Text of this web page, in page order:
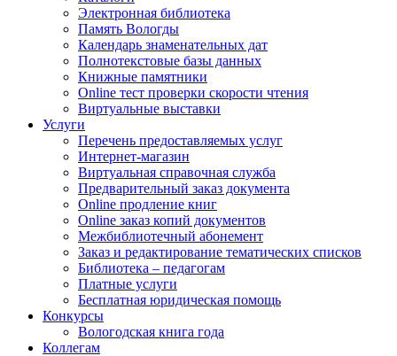
Электронная библиотека
Память Вологды
Календарь знаменательных дат
Полнотекстовые базы данных
Книжные памятники
Online тест проверки скорости чтения
Виртуальные выставки
Услуги
Перечень предоставляемых услуг
Интернет-магазин
Виртуальная справочная служба
Предварительный заказ документа
Online продление книг
Online заказ копий документов
Межбиблиотечный абонемент
Заказ и редактирование тематических списков
Библиотека – педагогам
Платные услуги
Бесплатная юридическая помощь
Конкурсы
Вологодская книга года
Коллегам